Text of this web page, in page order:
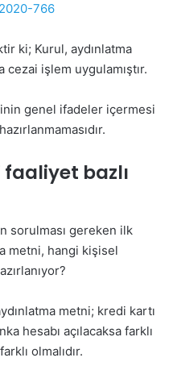
766
ki; Kurul, aydınlatma
işlem uygulamıştır.
genel ifadeler içermesi
bazlı
sorulması gereken ilk
metni, hangi kişisel
metni; kredi kartı
hesabı açılacaksa farklı
olmalıdır.